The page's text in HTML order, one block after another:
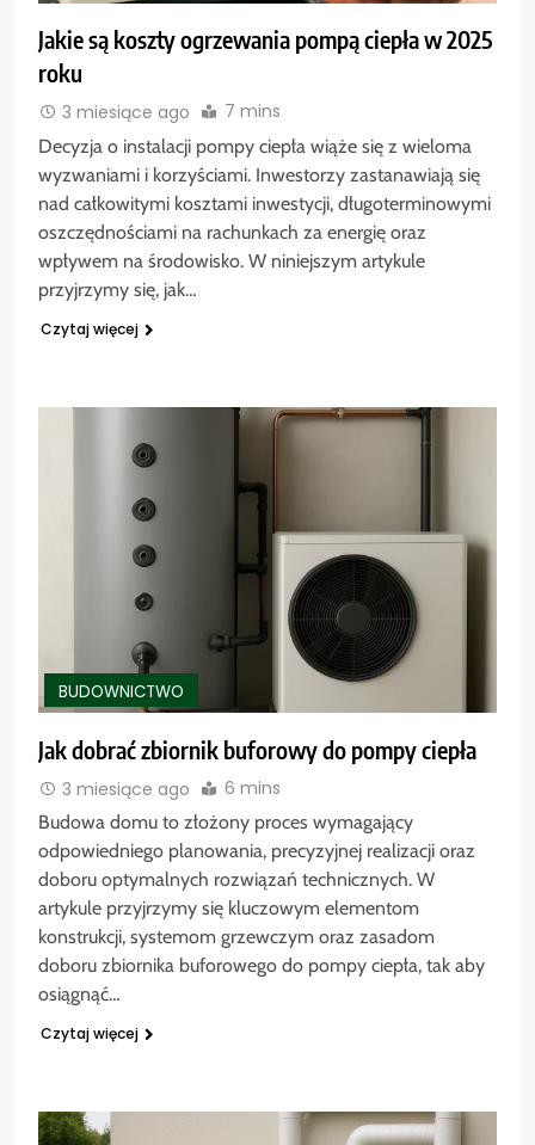
Jakie są koszty ogrzewania pompą ciepła w 2025
roku
3 miesiące ago 7 mins
Decyzja o instalacji pompy ciepła wiąże się z wieloma
wyzwaniami i korzyściami. Inwestorzy zastanawiają się
nad całkowitymi kosztami inwestycji, długoterminowymi
oszczędnościami na rachunkach za energię oraz
wpływem na środowisko. W niniejszym artykule
przyjrzymy się, jak…
Czytaj więcej
BUDOWNICTWO
Jak dobrać zbiornik buforowy do pompy ciepła
3 miesiące ago 6 mins
Budowa domu to złożony proces wymagający
odpowiedniego planowania, precyzyjnej realizacji oraz
doboru optymalnych rozwiązań technicznych. W
artykule przyjrzymy się kluczowym elementom
konstrukcji, systemom grzewczym oraz zasadom
doboru zbiornika buforowego do pompy ciepła, tak aby
osiągnąć…
Czytaj więcej